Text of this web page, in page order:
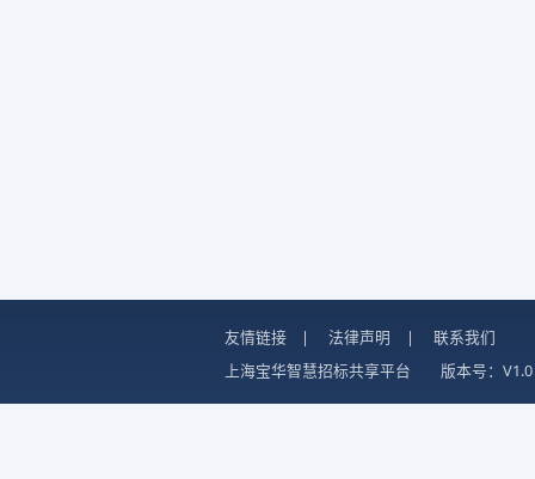
友情链接 | 法律声明 |
联系我们
上海宝华智慧招标共享平台
版本号：V1.0